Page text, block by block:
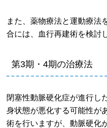
また、薬物療法と運動療法
合には、血行再建術を検討
第3期・4期の治療法
閉塞性動脈硬化症が進行し
身状態が悪化する可能性が
術を行いますが、動脈硬化